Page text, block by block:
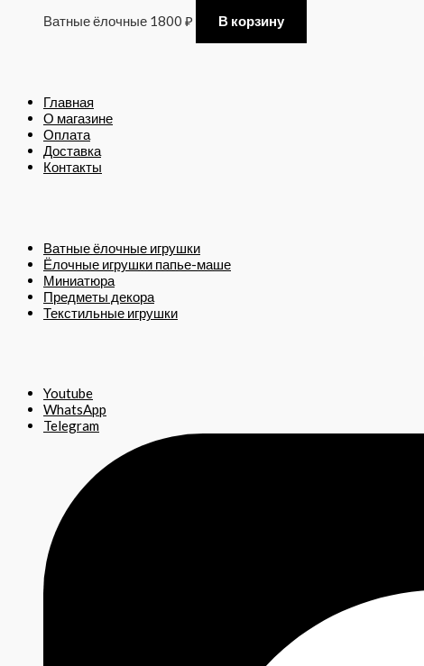
Ватные ёлочные 1800 ₽ В корзину
Главная
О магазине
Оплата
Доставка
Контакты
Ватные ёлочные игрушки
Ёлочные игрушки папье-маше
Миниатюра
Предметы декора
Текстильные игрушки
Youtube
WhatsApp
Telegram